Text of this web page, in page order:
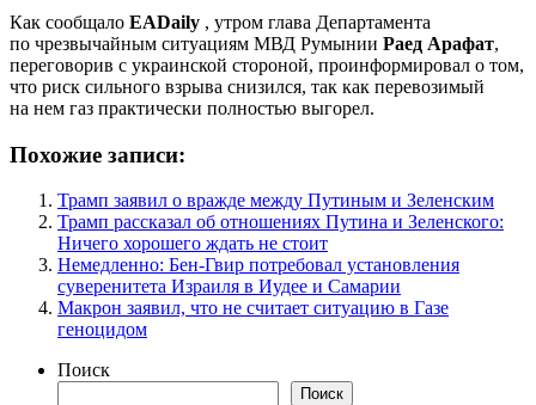
Как сообщало EADaily , утром глава Департамента
по чрезвычайным ситуациям МВД Румынии Раед Арафат,
переговорив с украинской стороной, проинформировал о том,
что риск сильного взрыва снизился, так как перевозимый
на нем газ практически полностью выгорел.
Похожие записи:
Трамп заявил о вражде между Путиным и Зеленским
Трамп рассказал об отношениях Путина и Зеленского:
Ничего хорошего ждать не стоит
Немедленно: Бен-Гвир потребовал установления
суверенитета Израиля в Иудее и Самарии
Макрон заявил, что не считает ситуацию в Газе
геноцидом
Поиск
Поиск